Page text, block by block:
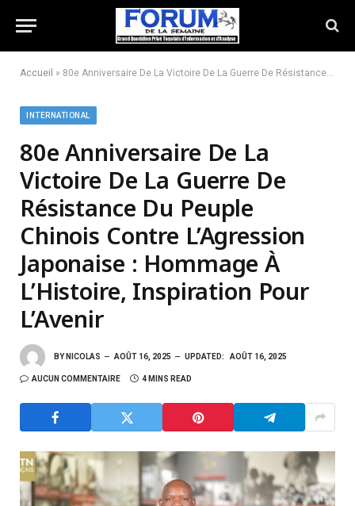
Accueil » 80e Anniversaire De La Victoire De La Guerre De Résistance Du Peuple Chinois Contre L’Agression Japonaise : Hommage À L’Histoire, Inspiration Pour L’Avenir
INTERNATIONAL
80e Anniversaire De La
Victoire De La Guerre De
Résistance Du Peuple
Chinois Contre L’Agression
Japonaise : Hommage À
L’Histoire, Inspiration Pour
L’Avenir
BY NICOLAS AOÛT 16, 2025 UPDATED: AOÛT 16, 2025
AUCUN COMMENTAIRE 4 MINS READ